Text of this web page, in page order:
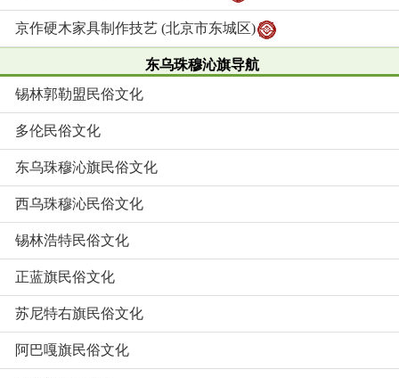
京作硬木家具制作技艺 (北京市东城区)
东乌珠穆沁旗导航
锡林郭勒盟民俗文化
多伦民俗文化
东乌珠穆沁旗民俗文化
西乌珠穆沁民俗文化
锡林浩特民俗文化
正蓝旗民俗文化
苏尼特右旗民俗文化
阿巴嘎旗民俗文化